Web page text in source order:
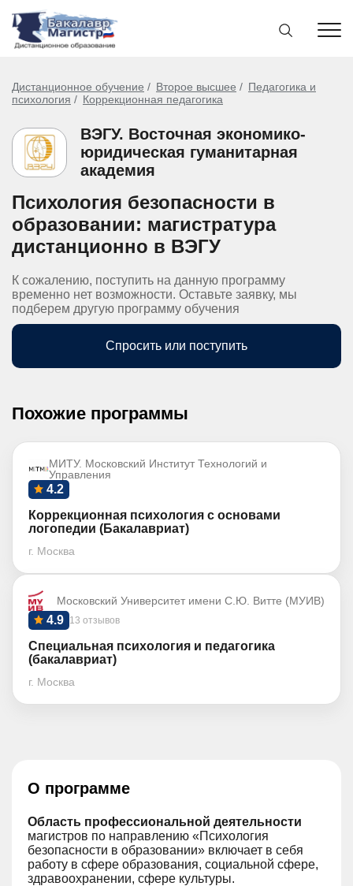
Дистанционное обучение Второе высшее
Педагогика и
психология
Коррекционная педагогика
ВЭГУ. Восточная экономико-
юридическая гуманитарная
академия
Психология безопасности в
образовании: магистратура
дистанционно в ВЭГУ
К сожалению, поступить на данную программу
временно нет возможности. Оставьте заявку, мы
подберем другую программу обучения
Спросить или поступить
Похожие программы
МИТУ. Московский Институт Технологий и
Управления
4.2
Коррекционная психология с основами
логопедии (Бакалавриат)
г. Москва
Московский Университет имени С.Ю. Витте (МУИВ)
13 отзывов
4.9
Специальная психология и педагогика
(бакалавриат)
г. Москва
О программе
Область профессиональной деятельности
магистров по направлению «Психология
безопасности в образовании» включает в себя
работу в сфере образования, социальной сфере,
здравоохранении, сфере культуры.